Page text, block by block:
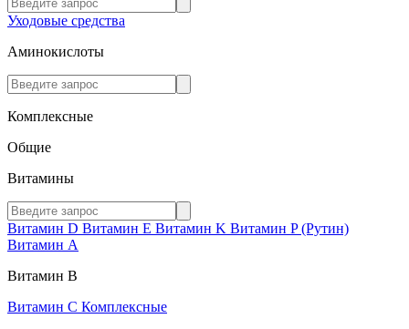
Уходовые средства
Аминокислоты
Комплексные
Общие
Витамины
Витамин D Витамин E Витамин K Витамин P (Рутин)
Витамин А
Витамин В
Витамин C Комплексные